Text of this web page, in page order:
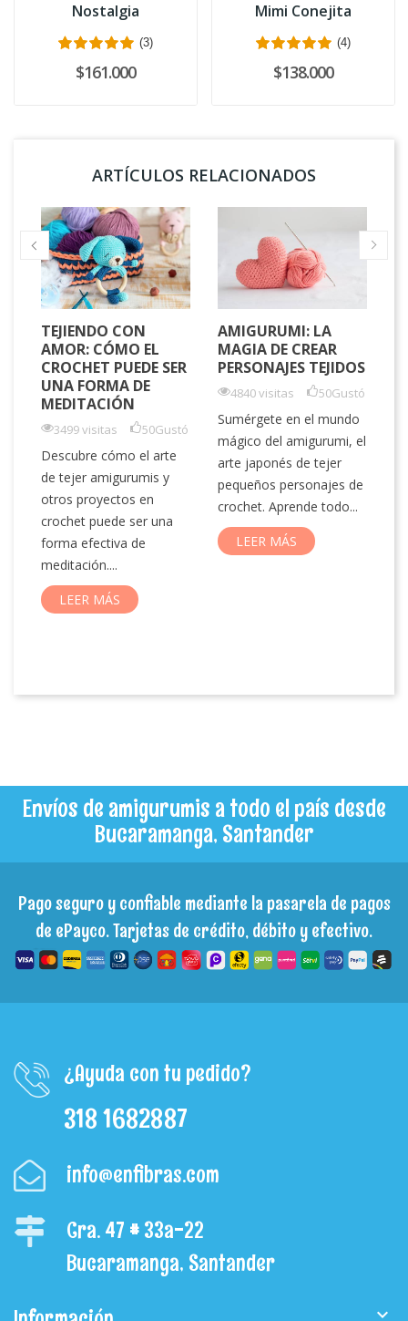
Nostalgia
(3)
$161.000
Mimi Conejita
(4)
$138.000
ARTÍCULOS RELACIONADOS
TEJIENDO CON
AMOR: CÓMO EL
CROCHET PUEDE SER
UNA FORMA DE
MEDITACIÓN
3499 visitas 50Gustó
Descubre cómo el arte
de tejer amigurumis y
otros proyectos en
crochet puede ser una
forma efectiva de
meditación....
LEER MÁS
AMIGURUMI: LA
MAGIA DE CREAR
PERSONAJES TEJIDOS
4840 visitas 50Gustó
Sumérgete en el mundo
mágico del amigurumi, el
arte japonés de tejer
pequeños personajes de
crochet. Aprende todo...
LEER MÁS
Envíos de amigurumis a todo el país desde
Bucaramanga, Santander
Pago seguro y confiable mediante la pasarela de pagos
de ePayco. Tarjetas de crédito, débito y efectivo.
¿Ayuda con tu pedido?
318 1682887
info@enfibras.com
Cra. 47 # 33a-22
Bucaramanga, Santander
